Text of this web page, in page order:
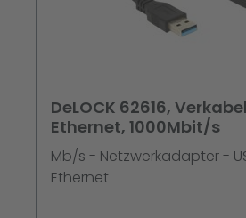
DeLOCK 62616,
Ethernet, 1000Mbit/s
Mb/s - Netzwerkadapter -
Ethernet